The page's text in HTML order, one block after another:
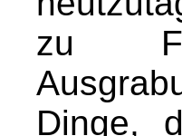
zu
Dinge,